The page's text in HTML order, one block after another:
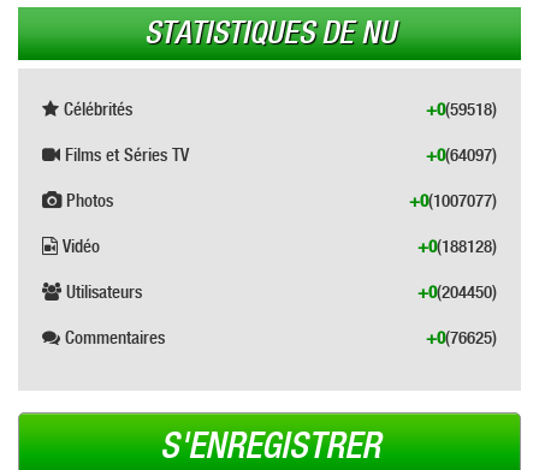
STATISTIQUES DE NU
Célébrités (59518)
+0
Films et Séries TV (64097)
+0
Photos (1007077)
+0
Vidéo (188128)
+0
Utilisateurs (204450)
+0
Commentaires (76625)
+0
S'ENREGISTRER